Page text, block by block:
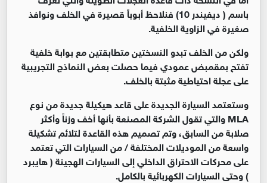
باسم ( ديفيندر 10) فنلاحظ أبوباً قصيرة في الخلف ونوافذ
صغيرة في الزاوية الخلفية.
ولكن من الخلف تبدو النسختين متطابقتين مع بوابة خلفية
تفتح بمقمبض عمودي فيما حصلت بعض النماذج التجريبية
على عجلة احتياطية مثبتة بالخلف.
وستعتمد السيارة الجديدة على قاعد هيكيلة جديدة من نوع
MLA والتي تقول الشركة المصنعة بأنها أخف وزناً وأكثر
صلابة من السابق، وتم تصميم هذه القاعدة لتلائم تشكيلة
واسعة من الموديلات المختلفة / من السيارات التي تعتمد
على محركات الاحتراق الداخلي إلى السيارات الهجينة ( هايبرد
) وحتى السيارات الكهربائية بالكامل.